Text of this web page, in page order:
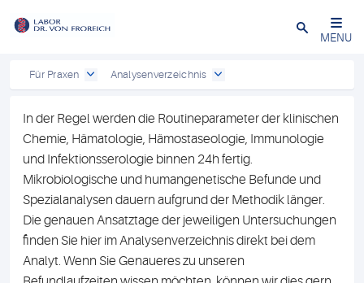
Close
MENU
Für Praxen Analysenverzeichnis
In der Regel werden die Routineparameter der klinischen
Chemie, Hämatologie, Hämostaseologie, Immunologie
und Infektionsserologie binnen 24h fertig.
Mikrobiologische und humangenetische Befunde und
Spezialanalysen dauern aufgrund der Methodik länger.
Die genauen Ansatztage der jeweiligen Untersuchungen
finden Sie hier im Analysenverzeichnis direkt bei dem
Analyt. Wenn Sie Genaueres zu unseren